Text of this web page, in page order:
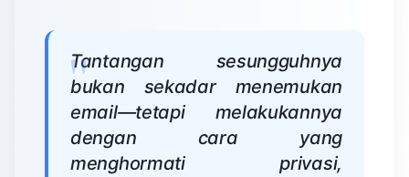
Tantangan sesungguhnya
bukan sekadar menemukan
email—tetapi melakukannya
dengan cara yang
menghormati privasi,